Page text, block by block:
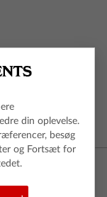
din oplevelse.
besøg
og Fortsæt for